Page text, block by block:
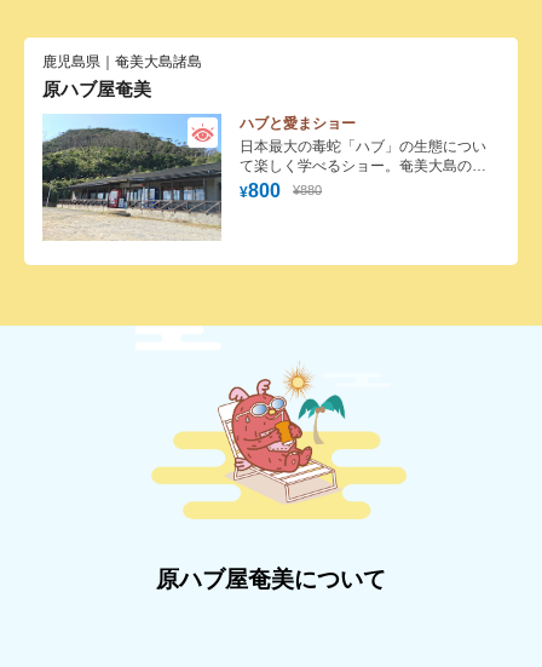
鹿児島県｜奄美大島諸島
原ハブ屋奄美
ハブと愛まショー
¥800 ¥880
日本最大の毒蛇「ハブ」の生態につい
て楽しく学べるショー。奄美大島の雄
大な自然とハブとの関わりや、ハブに
原ハブ屋奄美について